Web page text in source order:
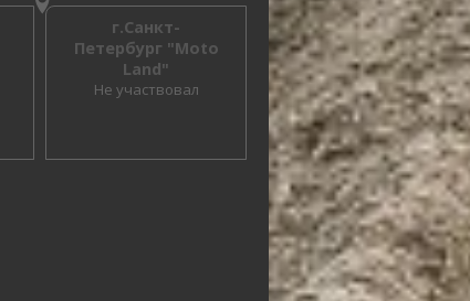
г.Санкт-
Петербург "Moto
Land"
Не участвовал